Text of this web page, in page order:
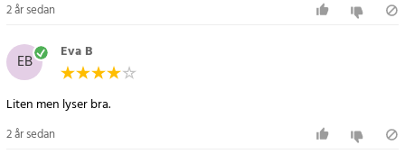
2 år sedan
EB Eva B
Liten men lyser bra.
2 år sedan